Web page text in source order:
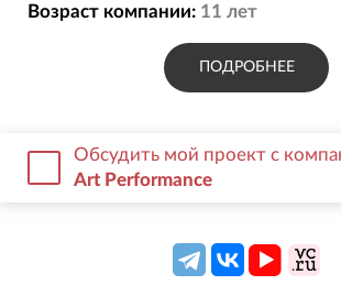
Возраст компании: 11 лет
ПОДРОБНЕЕ
Обсудить мой проект с
Art Performance